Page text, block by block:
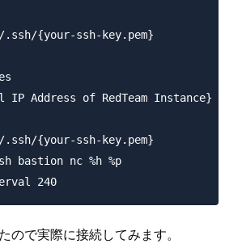
{your-ssh-key.pem}
IP Address of RedTeam Instance}
{your-ssh-key.pem}
bastion nc %h %p
ので実際に接続してみます。